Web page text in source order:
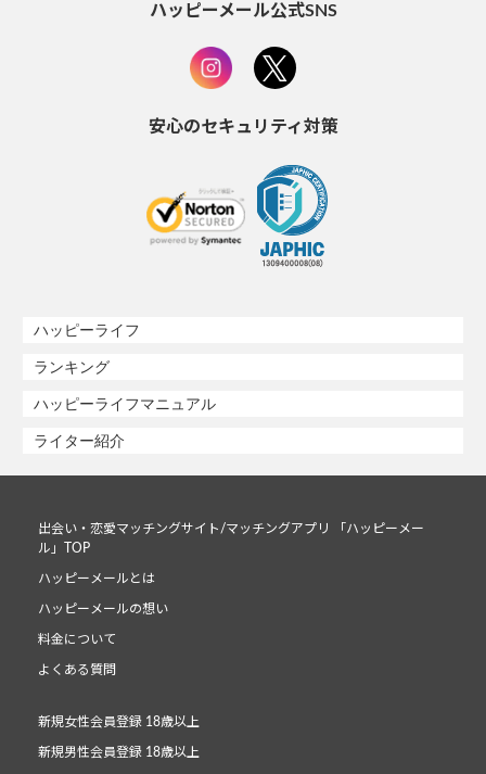
ハッピーメール公式SNS
安心のセキュリティ対策
ハッピーライフ
ランキング
ハッピーライフマニュアル
ライター紹介
出会い・恋愛マッチングサイト/マッチングアプリ 「ハッピーメー
ル」TOP
ハッピーメールとは
ハッピーメールの想い
料金について
よくある質問
新規女性会員登録 18歳以上
新規男性会員登録 18歳以上